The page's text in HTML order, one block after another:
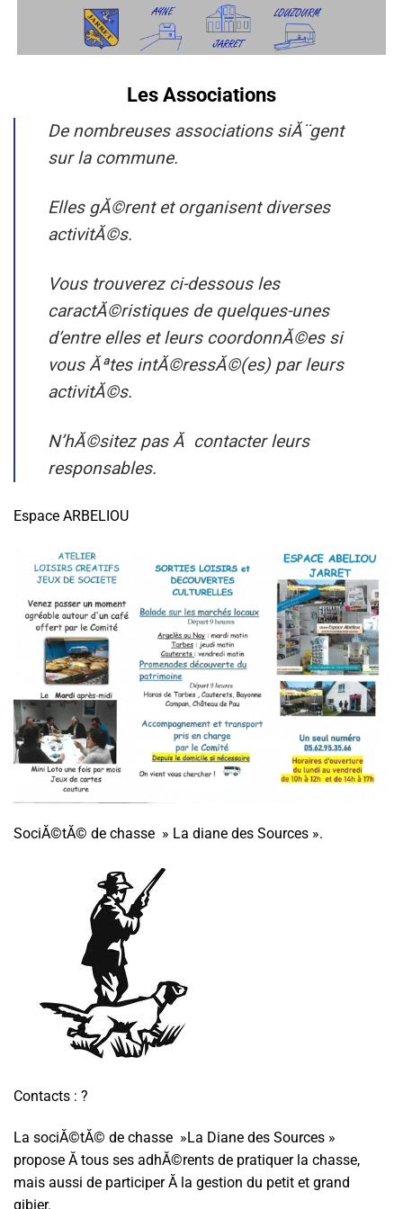
contenu
Les Associations
De nombreuses associations siĂ¨gent
sur la commune.
Elles gĂ©rent et organisent diverses
activitĂ©s.
Vous trouverez ci-dessous les
caractĂ©ristiques de quelques-unes
d’entre elles et leurs coordonnĂ©es si
vous Ăªtes intĂ©ressĂ©(es) par leurs
activitĂ©s.
N’hĂ©sitez pas Ă contacter leurs
responsables.
Espace ARBELIOU
SociĂ©tĂ© de chasse » La diane des Sources ».
Contacts : ?
La sociĂ©tĂ© de chasse »La Diane des Sources »
propose Ă tous ses adhĂ©rents de pratiquer la chasse,
mais aussi de participer Ă la gestion du petit et grand
gibier.